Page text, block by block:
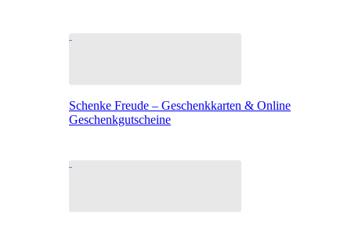
Schenke Freude – Geschenkkarten & Online
Geschenkgutscheine